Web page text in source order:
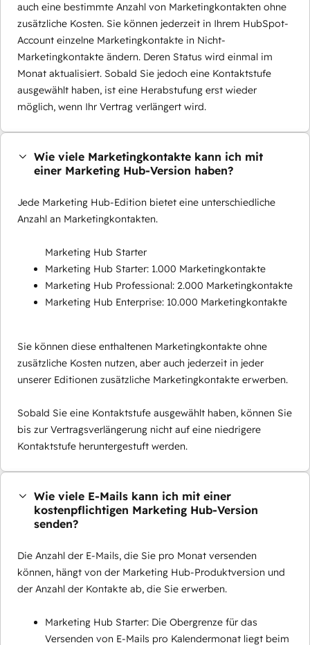
auch eine bestimmte Anzahl von Marketingkontakten ohne
zusätzliche Kosten. Sie können jederzeit in Ihrem HubSpot-
Account einzelne Marketingkontakte in Nicht-
Marketingkontakte ändern. Deren Status wird einmal im
Monat aktualisiert. Sobald Sie jedoch eine Kontaktstufe
ausgewählt haben, ist eine Herabstufung erst wieder
möglich, wenn Ihr Vertrag verlängert wird.
Wie viele Marketingkontakte kann ich mit
einer Marketing Hub-Version haben?
Jede Marketing Hub-Edition bietet eine unterschiedliche
Anzahl an Marketingkontakten.
Marketing Hub Starter
Marketing Hub Starter: 1.000 Marketingkontakte
Marketing Hub Professional: 2.000 Marketingkontakte
Marketing Hub Enterprise: 10.000 Marketingkontakte
Sie können diese enthaltenen Marketingkontakte ohne
zusätzliche Kosten nutzen, aber auch jederzeit in jeder
unserer Editionen zusätzliche Marketingkontakte erwerben.
Sobald Sie eine Kontaktstufe ausgewählt haben, können Sie
bis zur Vertragsverlängerung nicht auf eine niedrigere
Kontaktstufe heruntergestuft werden.
Wie viele E-Mails kann ich mit einer
kostenpflichtigen Marketing Hub-Version
senden?
Die Anzahl der E-Mails, die Sie pro Monat versenden
können, hängt von der Marketing Hub-Produktversion und
der Anzahl der Kontakte ab, die Sie erwerben.
Marketing Hub Starter: Die Obergrenze für das
Versenden von E-Mails pro Kalendermonat liegt beim